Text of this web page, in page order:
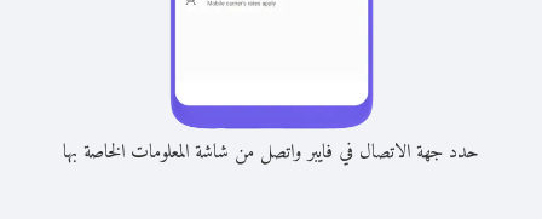
حدد جهة الاتصال في فايبر واتصل من شاشة المعلومات الخاصة بها